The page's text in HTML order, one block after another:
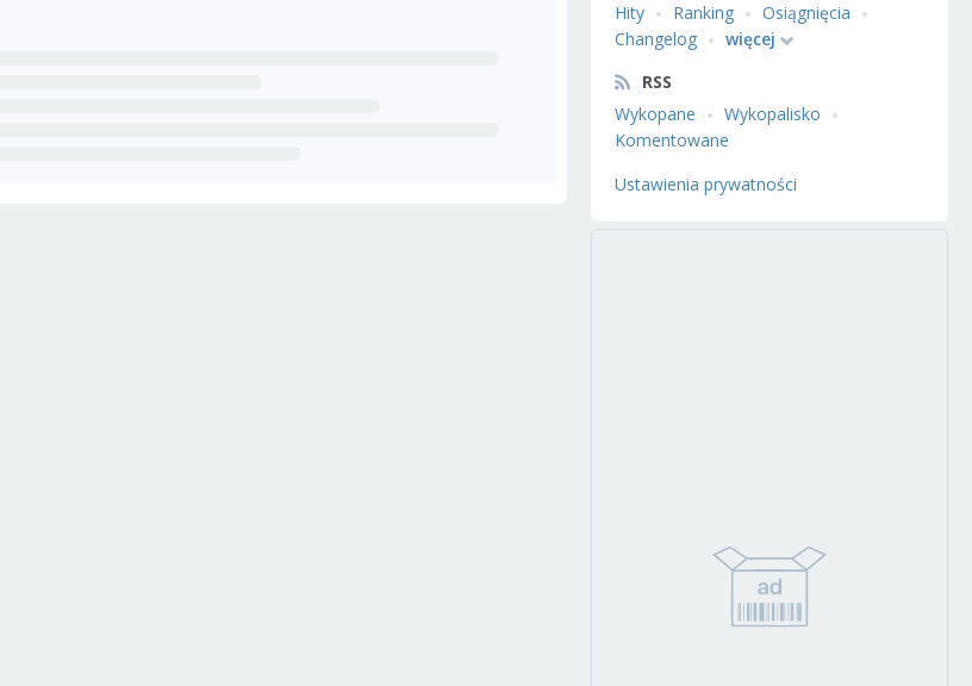
Hity
Ranking
Osiągnięcia
Changelog
więcej
RSS
Wykopane
Wykopalisko
Komentowane
Ustawienia prywatności